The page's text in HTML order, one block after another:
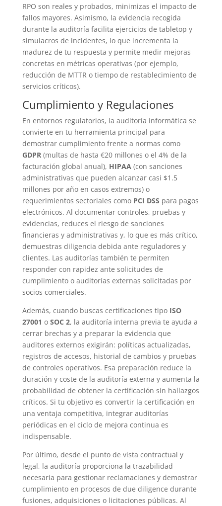
RPO son reales y probados, minimizas el impacto de
fallos mayores. Asimismo, la evidencia recogida
durante la auditoría facilita ejercicios de tabletop y
simulacros de incidentes, lo que incrementa la
madurez de tu respuesta y permite medir mejoras
concretas en métricas operativas (por ejemplo,
reducción de MTTR o tiempo de restablecimiento de
servicios críticos).
Cumplimiento y Regulaciones
En entornos regulatorios, la auditoría informática se
convierte en tu herramienta principal para
demostrar cumplimiento frente a normas como
GDPR(multas de hasta €20 millones o el 4% de la
facturación global anual), HIPAA(con sanciones
administrativas que pueden alcanzar casi $1.5
millones por año en casos extremos) o
requerimientos sectoriales como PCI DSS para pagos
electrónicos. Al documentar controles, pruebas y
evidencias, reduces el riesgo de sanciones
financieras y administrativas y, lo que es más crítico,
demuestras diligencia debida ante reguladores y
clientes. Las auditorías también te permiten
responder con rapidez ante solicitudes de
cumplimiento o auditorías externas solicitadas por
socios comerciales.
Además, cuando buscas certificaciones tipo ISO
27001 o SOC 2, la auditoría interna previa te ayuda a
cerrar brechas y a preparar la evidencia que
auditores externos exigirán: políticas actualizadas,
registros de accesos, historial de cambios y pruebas
de controles operativos. Esa preparación reduce la
duración y coste de la auditoría externa y aumenta la
probabilidad de obtener la certificación sin hallazgos
críticos. Si tu objetivo es convertir la certificación en
una ventaja competitiva, integrar auditorías
periódicas en el ciclo de mejora continua es
indispensable.
Por último, desde el punto de vista contractual y
legal, la auditoría proporciona la trazabilidad
necesaria para gestionar reclamaciones y demostrar
cumplimiento en procesos de due diligence durante
fusiones, adquisiciones o licitaciones públicas. Al